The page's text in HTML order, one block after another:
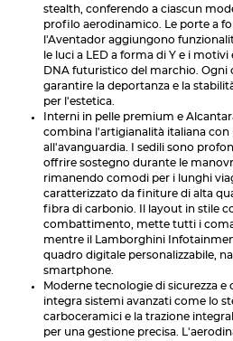
stealth, conferendo a ciascun
profilo aerodinamico. Le porte a
l'Aventador aggiungono
le luci a LED a forma di Y e i
DNA futuristico del marchio. Ogni
garantire la deportanza e la
per l'estetica.
Interni in pelle premium e
combina l'artigianalità italiana
all'avanguardia. I sedili sono
offrire sostegno durante le
rimanendo comodi per i lunghi
caratterizzato da finiture di alta
fibra di carbonio. Il layout in stile
combattimento, mette tutti i
mentre il Lamborghini
quadro digitale personalizzabile,
smartphone.
Moderne tecnologie di sicurezza
integra sistemi avanzati come lo
carboceramici e la trazione
per una gestione precisa.